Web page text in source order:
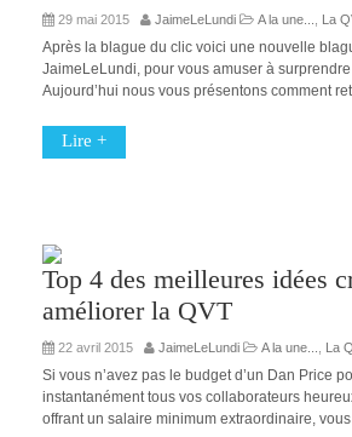
29 mai 2015 JaimeLeLundi A la une... La
Après la blague du clic voici une nouvelle
JaimeLeLundi, pour vous amuser à
Aujourd’hui nous vous présentons comment
Lire +
Top 4 des meilleures idées
améliorer la QVT
22 avril 2015 JaimeLeLundi A la une... La
Si vous n’avez pas le budget d’un Dan Price
instantanément tous vos collaborateurs
offrant un salaire minimum extraordinaire,